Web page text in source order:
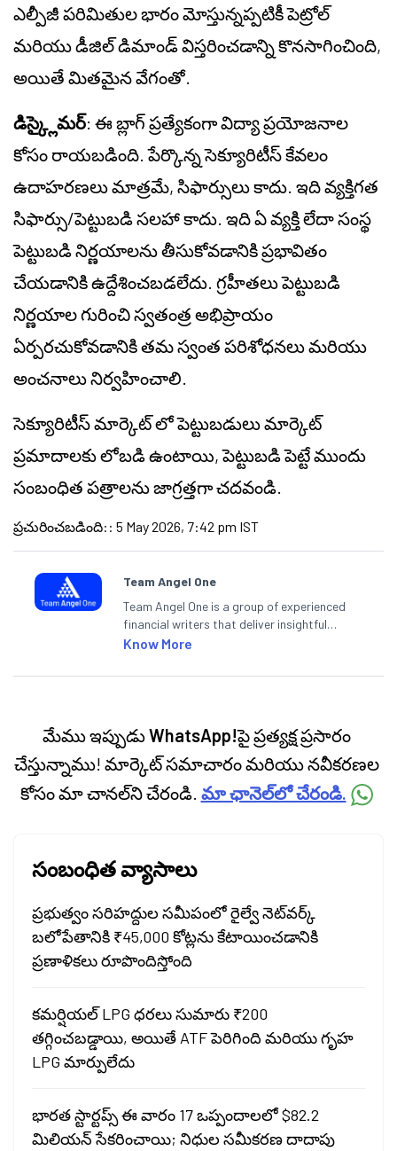
ఎల్పీజీ పరిమితుల భారం మోస్తున్నప్పటికీ పెట్రోల్
మరియు డీజిల్ డిమాండ్ విస్తరించడాన్ని కొనసాగించింది,
అయితే మితమైన వేగంతో.
డిస్క్లైమర్: ఈ బ్లాగ్ ప్రత్యేకంగా విద్యా ప్రయోజనాల
కోసం రాయబడింది. పేర్కొన్న సెక్యూరిటీస్ కేవలం
ఉదాహరణలు మాత్రమే, సిఫార్సులు కాదు. ఇది వ్యక్తిగత
సిఫార్సు/పెట్టుబడి సలహా కాదు. ఇది ఏ వ్యక్తి లేదా సంస్థ
పెట్టుబడి నిర్ణయాలను తీసుకోవడానికి ప్రభావితం
చేయడానికి ఉద్దేశించబడలేదు. గ్రహీతలు పెట్టుబడి
నిర్ణయాల గురించి స్వతంత్ర అభిప్రాయం
ఏర్పరచుకోవడానికి తమ స్వంత పరిశోధనలు మరియు
అంచనాలు నిర్వహించాలి.
సెక్యూరిటీస్ మార్కెట్ లో పెట్టుబడులు మార్కెట్
ప్రమాదాలకు లోబడి ఉంటాయి, పెట్టుబడి పెట్టే ముందు
సంబంధిత పత్రాలను జాగ్రత్తగా చదవండి.
ప్రచురించబడింది: : 5 May 2026, 7:42 pm IST
Team Angel One
Team Angel One is a group of experienced
financial writers that deliver insightful
articles on the stock market, IPO, economy,
categories.
Know More
మేము ఇప్పుడుWhatsApp!పై ప్రత్యక్ష ప్రసారం
చేస్తున్నాము! మార్కెట్ సమాచారం మరియు నవీకరణల
కోసం మా చానల్‌ని చేరండి. మా ఛానెల్‌లో చేరండి.
సంబంధిత వ్యాసాలు
ప్రభుత్వం సరిహద్దుల సమీపంలో రైల్వే నెట్‌వర్క్
బలోపేతానికి ₹45,000 కోట్లను కేటాయించడానికి
ప్రణాళికలు రూపొందిస్తోంది
కమర్షియల్ LPG ధరలు సుమారు ₹200
తగ్గించబడ్డాయి, అయితే ATF పెరిగింది మరియు గృహ
LPG మార్పులేదు
భారత స్టార్టప్స్ ఈ వారం 17 ఒప్పందాలలో $82.2
మిలియన్ సేకరించాయి; నిధుల సమీకరణ దాదాపు